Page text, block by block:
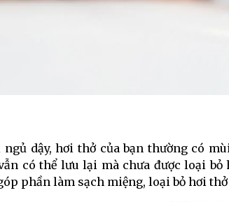
dậy, hơi thở của bạn thường có
có thể lưu lại mà chưa được loại bỏ
phần làm sạch miệng, loại bỏ hơi